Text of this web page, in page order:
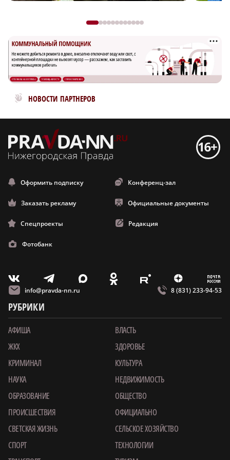
НОВОСТИ ПАРТНЕРОВ
Новости МирТесен
Оформить подписку Конференц-зал
Заказать рекламу Официальные документы
Спецпроекты Редакция
Фотобанк
V T X O E Z m
info@pravda-nn.ru 8 (831) 233-94-53
РУБРИКИ
АФИША
ВЛАСТЬ
ЖКХ
ЗДОРОВЬЕ
КРИМИНАЛ
КУЛЬТУРА
НАУКА
НЕДВИЖИМОСТЬ
ОБРАЗОВАНИЕ
ОБЩЕСТВО
ПРОИСШЕСТВИЯ
ОФИЦИАЛЬНО
СВЕТСКАЯ ЖИЗНЬ
СЕЛЬСКОЕ ХОЗЯЙСТВО
СПОРТ
ТЕХНОЛОГИИ